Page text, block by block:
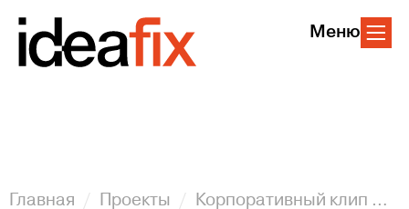
Меню
Главная Проекты Корпоративный клип для сотрудников компании «Оптик-Центр»